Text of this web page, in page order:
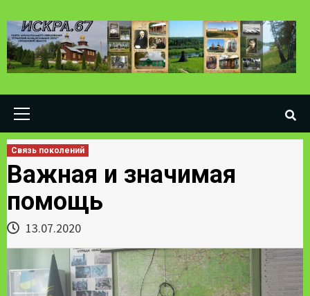
to
content
Связь поколений
Важная и значимая
помощь
13.07.2020